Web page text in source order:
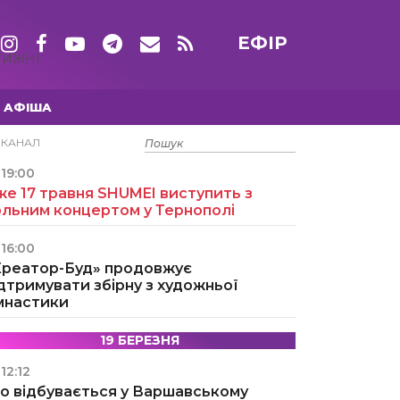
ЕФІР
АФІША
15 ТРАВНЯ
19:00
17 травня SHUMEI виступить з
концертом у Тернополі
16:00
Буд» продовжує
збірну з художньої
19 БЕРЕЗНЯ
12:12
відбувається у Варшавському